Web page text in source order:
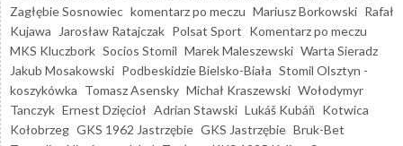
Zagłębie Sosnowiec komentarz po meczu Mariusz Borkowski Rafał
Kujawa
Jarosław Ratajczak Polsat Sport Komentarz po meczu
MKS Kluczbork Socios Stomil Marek Maleszewski Warta Sieradz
Jakub Mosakowski Podbeskidzie Bielsko-Biała Stomil Olsztyn -
koszykówka Tomasz Asensky Michał Kraszewski Wołodymyr
Tanczyk Ernest Dzięcioł Adrian Stawski Lukáš Kubáň Kotwica
Kołobrzeg GKS 1962 Jastrzębie GKS Jastrzębie Bruk-Bet